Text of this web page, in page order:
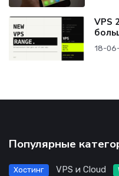
VPS
18-
Популярные
Хостинг VPS и Cloud